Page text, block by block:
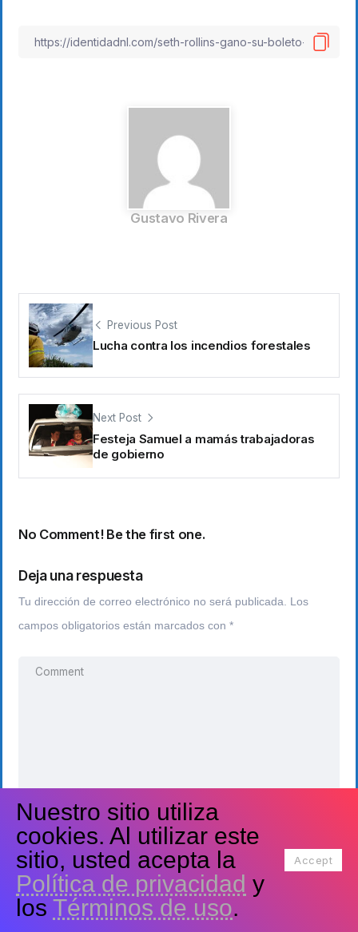
Gustavo Rivera
Previous Post
Lucha contra los incendios forestales
Next Post
Festeja Samuel a mamás trabajadoras
de gobierno
No Comment! Be the first one.
Deja una respuesta
Tu dirección de correo electrónico no será publicada. Los
campos obligatorios están marcados con *
Nuestro sitio utiliza
cookies. Al utilizar este
sitio, usted acepta la
Política de privacidad y
los Términos de uso.
Accept